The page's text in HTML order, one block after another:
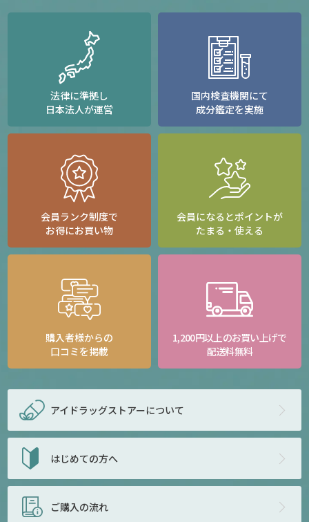
法律に準拠し
日本法人が運営
国内検査機関にて
成分鑑定を実施
会員ランク制度で
お得にお買い物
会員になるとポイントが
たまる・使える
購入者様からの
口コミを掲載
1,200円以上のお買い上げで
配送料無料
アイドラッグストアーについて
はじめての方へ
ご購入の流れ